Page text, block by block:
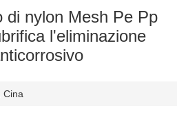
di nylon Mesh Pe Pp
l'eliminazione
Cina